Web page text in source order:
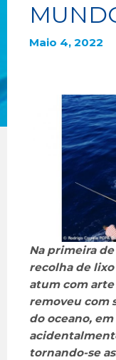
Maio 4, 2022
Na primeira
recolha de
atum com arte
removeu com
do oceano,
tornando-se